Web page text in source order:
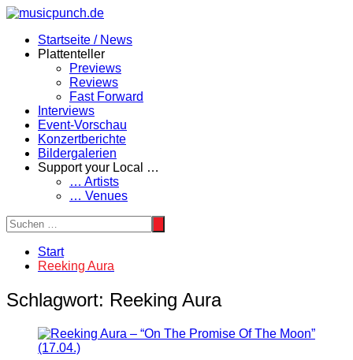
Zum
springenStartseite / News
Plattenteller
Previews
Reviews
Fast Forward
Interviews
Event-Vorschau
Konzertberichte
Bildergalerien
Support your Local …
… Artists
… Venues
Start
Reeking Aura
Schlagwort: Reeking Aura